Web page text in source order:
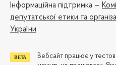
Iнформаційна підтримка —
депутатської етики та
України
Вебсайт працює у